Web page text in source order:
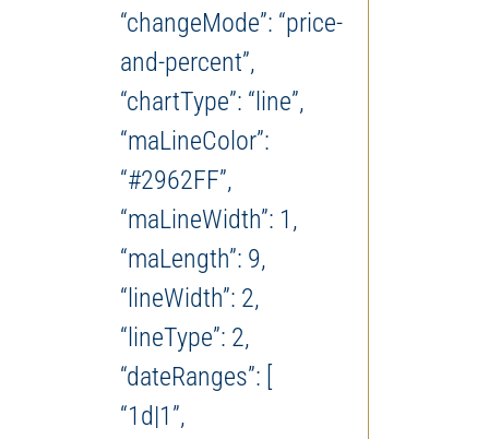
“changeMode”: “price-
and-percent”,
“chartType”: “line”,
“maLineColor”:
“#2962FF”,
“maLineWidth”: 1,
“maLength”: 9,
“lineWidth”: 2,
“lineType”: 2,
“dateRanges”: [
“1d|1”,